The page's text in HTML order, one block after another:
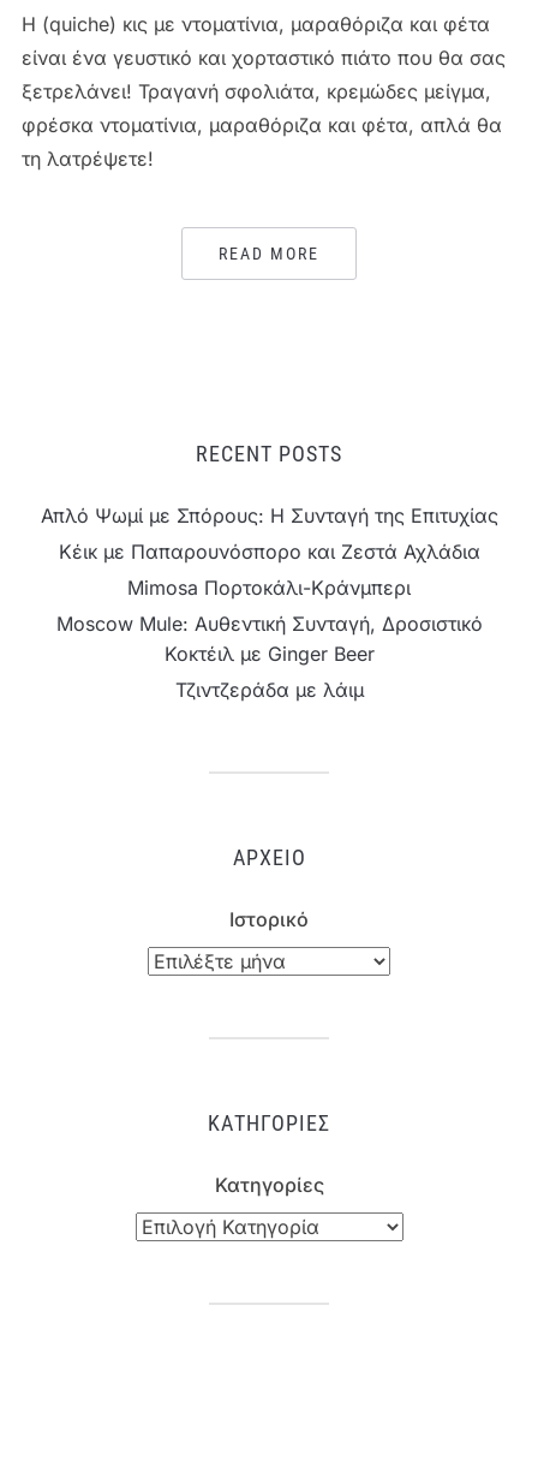
Η (quiche) κις με ντοματίνια, μαραθόριζα και φέτα
είναι ένα γευστικό και χορταστικό πιάτο που θα σας
ξετρελάνει! Τραγανή σφολιάτα, κρεμώδες μείγμα,
φρέσκα ντοματίνια, μαραθόριζα και φέτα, απλά θα
τη λατρέψετε!
READ MORE
RECENT POSTS
Απλό Ψωμί με Σπόρους: Η Συνταγή της Επιτυχίας
Κέικ με Παπαρουνόσπορο και Ζεστά Αχλάδια
Mimosa Πορτοκάλι-Κράνμπερι
Moscow Mule: Αυθεντική Συνταγή, Δροσιστικό
Κοκτέιλ με Ginger Beer
Τζιντζεράδα με λάιμ
ΑΡΧΕΊΟ
Ιστορικό
ΚΑΤΗΓΟΡΊΕΣ
Κατηγορίες